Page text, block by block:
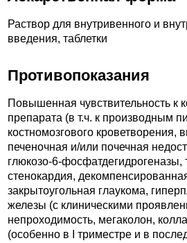
Раствор для внутривенного и
введения, таблетки
Противопоказания
Повышенная чувствительность к
препарата (в т.ч. к производным
костномозгового кроветворения,
печеночная и/или почечная
глюкозо-6-фосфатдегидрогеназы,
стенокардия,
закрытоугольная глаукома,
железы (с клиническими
непроходимость, мегаколон,
(особенно в I триместре и в